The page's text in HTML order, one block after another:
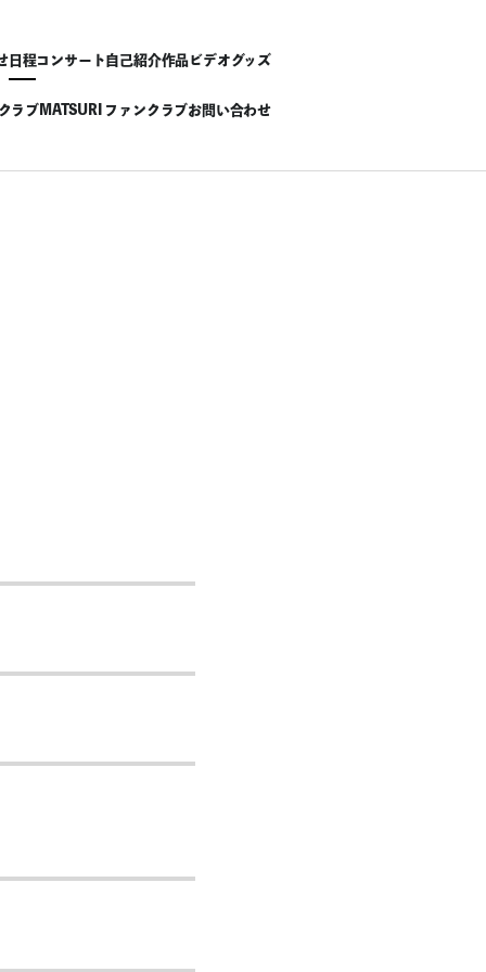
日程コンサート自己紹介作品ビデオグッズ
ラブMATSURI ファンクラブお問い合わせ